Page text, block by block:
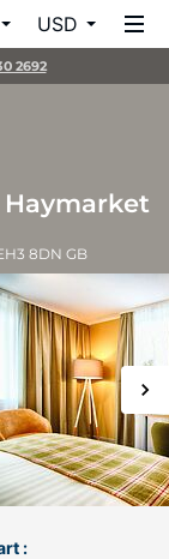
USD
2692
8DN GB
: